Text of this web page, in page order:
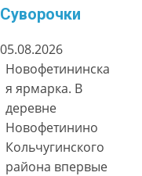
Суворочки
05.08.2026
Новофетининска
я ярмарка. В
деревне
Новофетинино
Кольчугинского
района впервые